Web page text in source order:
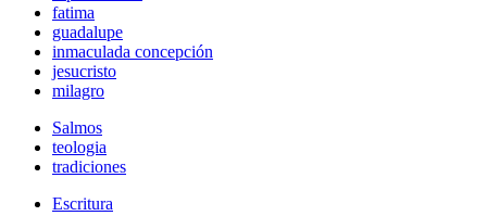
fatima
guadalupe
inmaculada concepción
jesucristo
milagro
Salmos
teologia
tradiciones
Escritura